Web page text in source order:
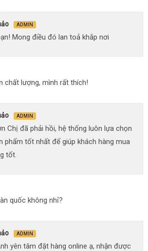
ADMIN
Mong điều đó lan toả khắp nơi
chất lượng, mình rất thích!
ADMIN
Chị đã phải hồi, hệ thống luôn lựa chọn
phẩm tốt nhất để giúp khách hàng mua
tốt.
quốc không nhỉ?
ADMIN
yên tâm đặt hàng online ạ, nhận được